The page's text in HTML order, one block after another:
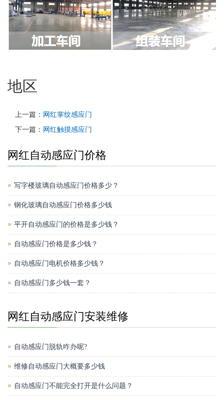
地区
上一篇： 网红掌纹感应门
下一篇： 网红触摸感应门
网红自动感应门价格
写字楼玻璃自动感应门价格多少？
钢化玻璃自动感应门价格多少钱
平开自动感应门的价格是多少钱？
自动感应门价格是多少钱？
自动感应门电机价格多少钱？
自动感应门多少钱一套？
网红自动感应门安装维修
自动感应门脱轨咋办呢?
维修自动感应门大概要多少钱
自动感应门不能完全打开是什么问题？